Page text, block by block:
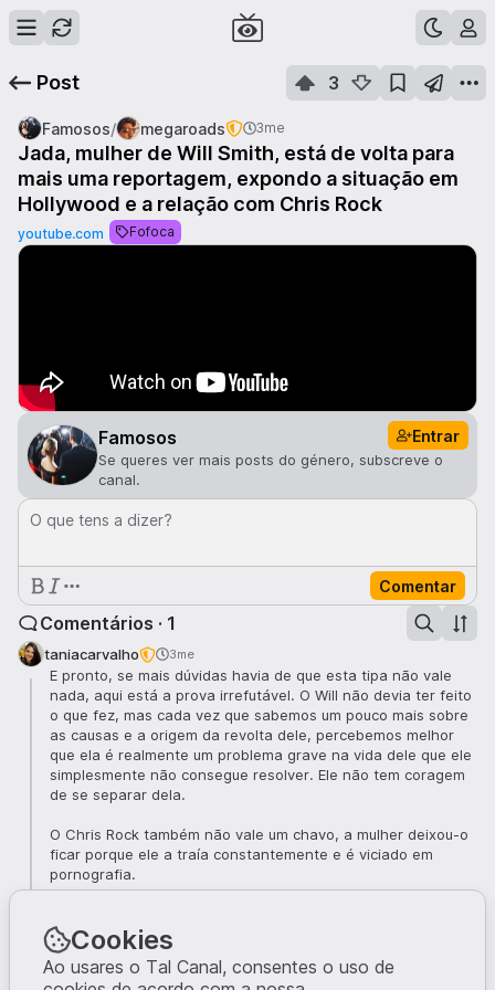
Post 3
Famosos/ megaroads 3me
Jada, mulher de Will Smith, está de volta para
mais uma reportagem, expondo a situação em
Hollywood e a relação com Chris Rock
youtube.com Fofoca
Famosos Entrar
Se queres ver mais posts do género, subscreve o
canal.
O que tens a dizer?
Comentar
Comentários · 1
taniacarvalho 3me
E pronto, se mais dúvidas havia de que esta tipa não vale
nada, aqui está a prova irrefutável. O Will não devia ter feito
o que fez, mas cada vez que sabemos um pouco mais sobre
as causas e a origem da revolta dele, percebemos melhor
que ela é realmente um problema grave na vida dele que ele
simplesmente não consegue resolver. Ele não tem coragem
de se separar dela.
O Chris Rock também não vale um chavo, a mulher deixou-o
ficar porque ele a traía constantemente e é viciado em
pornografia.
mas aqueles dois palermas irritantes da Jada e do Chris
andam por aí todos contentes a meter nojo. Opá, Will, já
chega, ganha coragem e vai à tua vida. Deixa essa carroça
Cookies
Ao usares o Tal Canal, consentes o uso de